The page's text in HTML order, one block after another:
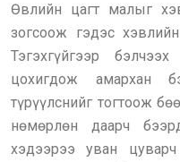
Өвлийн цагт малыг
зогсоож гэдэс
Тэгэхгүйгээр
цохигдож амархан
түрүүлснийг тогтоож
нөмөрлөн даарч
хэдээрээ уван